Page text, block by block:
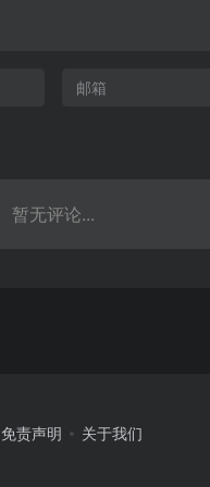
暂无评论...
免责声明 关于我们